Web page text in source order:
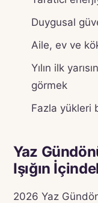
Duygusal
Aile, ev ve
Yılın ilk
görmek
Fazla yükleri
Yaz
Işığın
2026 Yaz